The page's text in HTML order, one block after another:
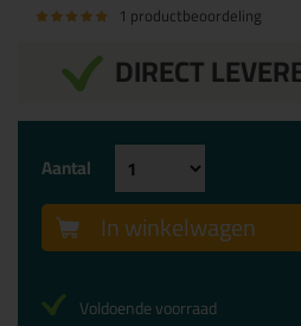
1 productbeoordeling
DIRECT
Aantal
In winkelwagen
Voldoende voorraad